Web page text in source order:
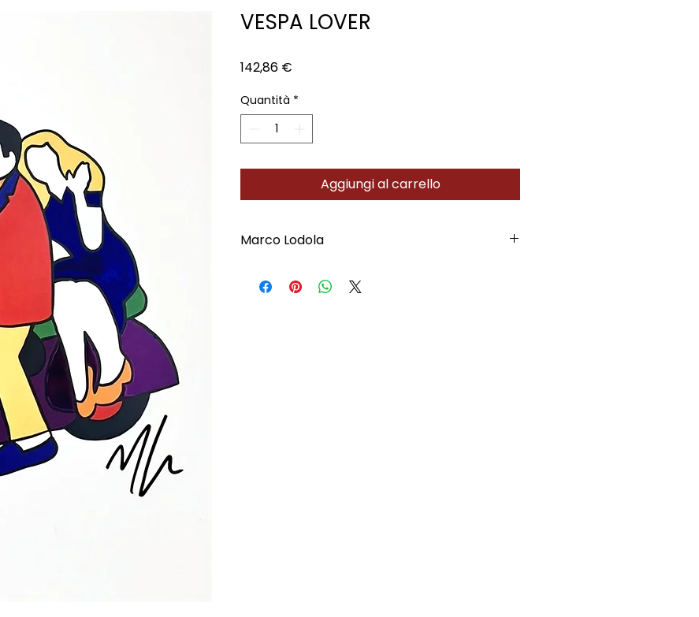
VESPA LOVER
142,86 €
Quantità *
Aggiungi al carrello
Marco Lodola